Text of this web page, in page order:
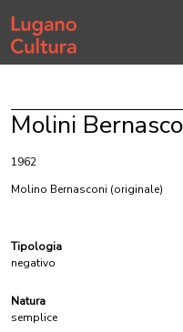
Home page
Molini
1962
Molino Bernasconi (originale)
Tipologia
negativo
Natura
semplice